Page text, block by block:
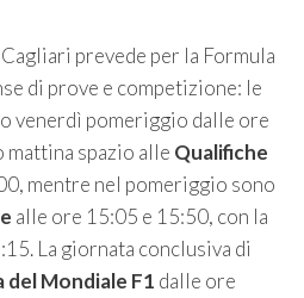
prevede per la Formula
di prove e competizione: le
venerdì pomeriggio dalle ore
mattina spazio alle Qualifiche
mentre nel pomeriggio sono
alle ore 15:05 e 15:50, con la
La giornata conclusiva di
del Mondiale F1 dalle ore